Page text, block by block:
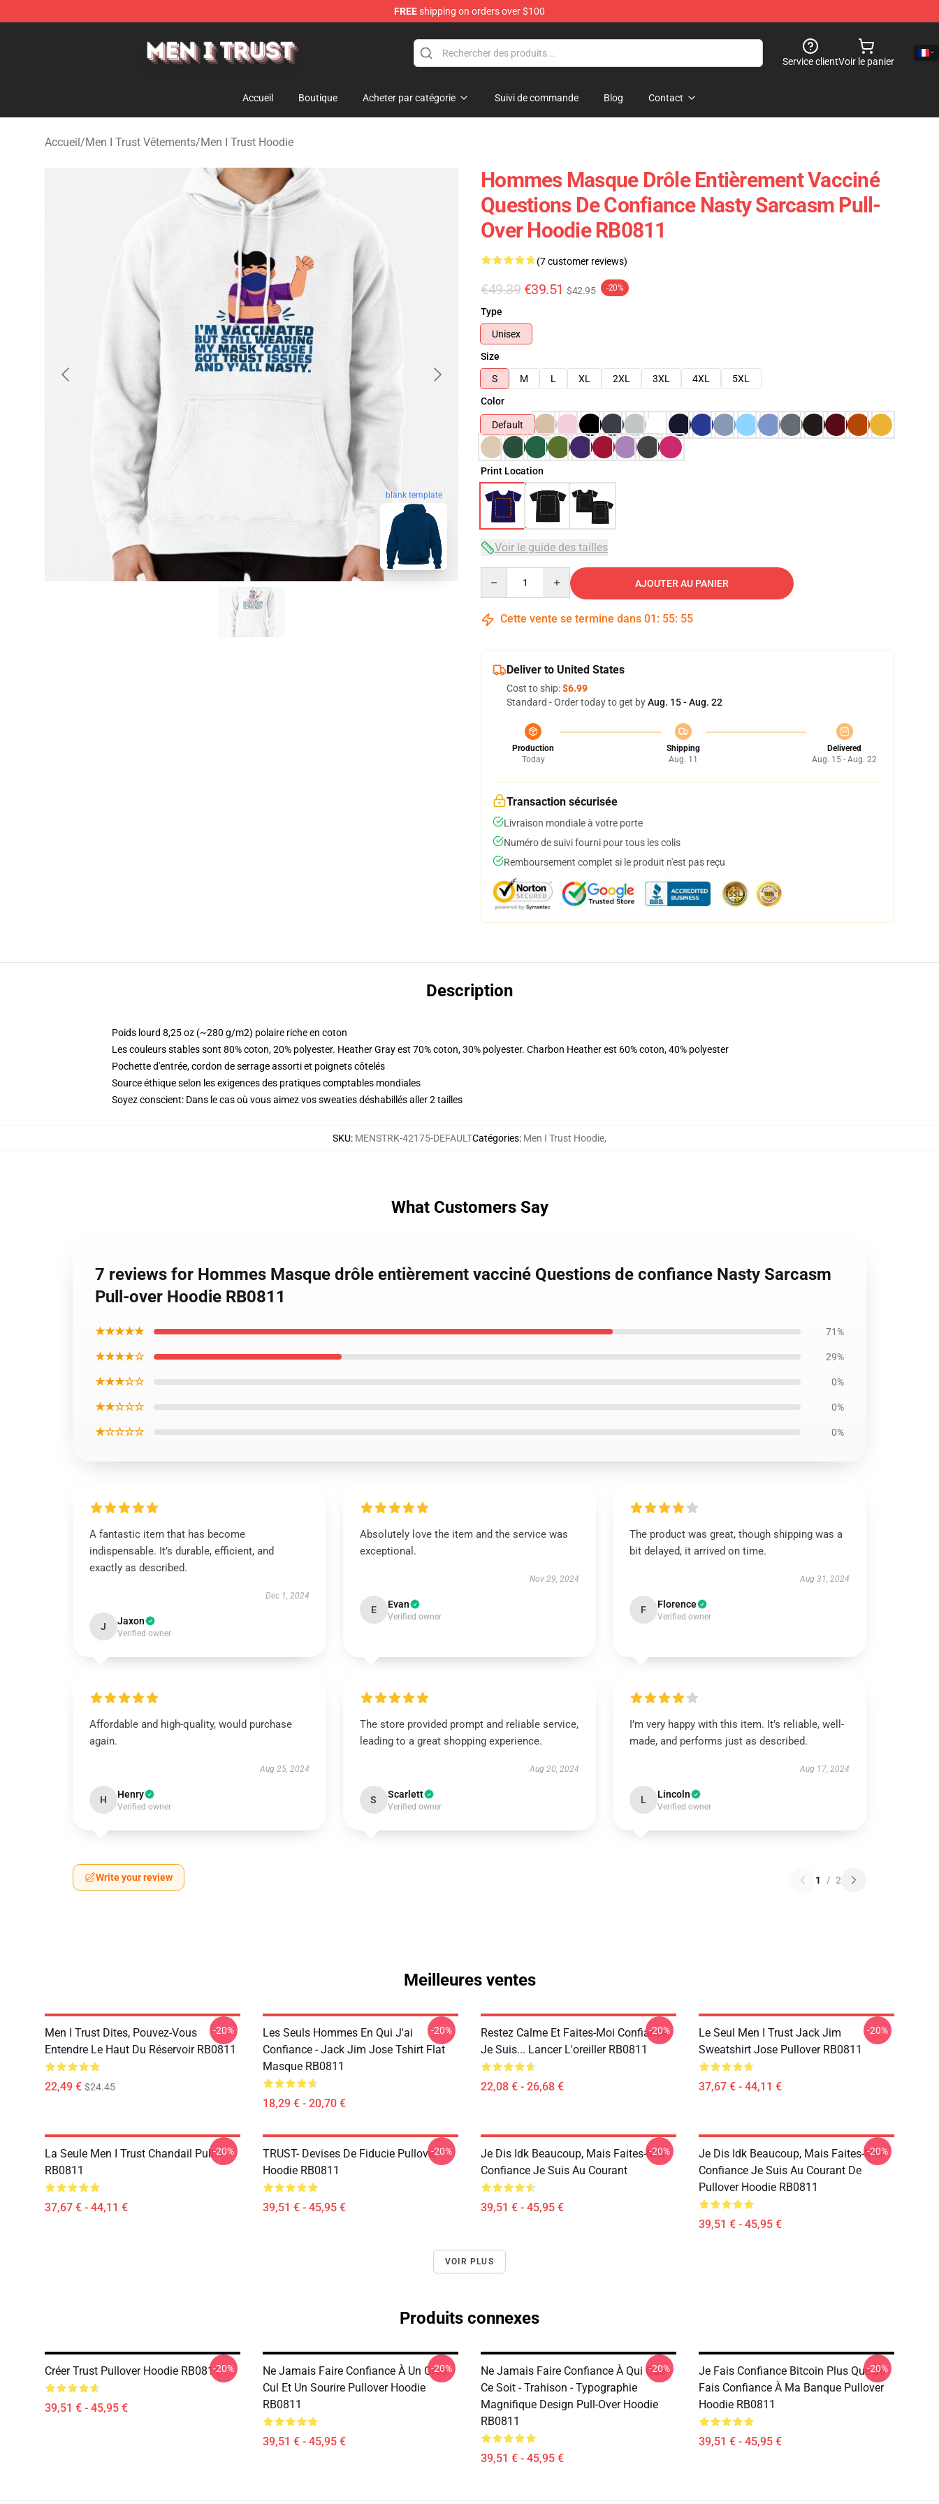
FREEshipping on orders over $100
Service clientVoir le panier
Accueil Boutique Acheter par catégorie Suivi de commande Blog Contact
Accueil/Men I Trust Vêtements/Men I Trust Hoodie
blank template
Hommes Masque Drôle Entièrement Vacciné
Questions De Confiance Nasty Sarcasm Pull-
Over Hoodie RB0811
(7 customer reviews)
€49.39 €39.51 $42.95 -20%
Type
Unisex
Size
S
M L XL 2XL 3XL 4XL
5XL
Color
Default
Print Location
Voir le guide des tailles
AJOUTER AU PANIER
Cette vente se termine dans 01 : 55: 54
Deliver to United States
Cost to ship:$6.99
Standard - Order today to get byAug. 15 - Aug. 22
Production
Today
Shipping
Aug. 11
Delivered
Aug. 15 - Aug. 22
Transaction sécurisée
Livraison mondiale à votre porte
Numéro de suivi fourni pour tous les colis
Remboursement complet si le produit n'est pas reçu
Description
Poids lourd 8,25 oz (~280 g/m2) polaire riche en coton
Les couleurs stables sont 80% coton, 20% polyester. Heather Gray est 70% coton, 30% polyester. Charbon Heather est 60% coton, 40% polyester
Pochette d'entrée, cordon de serrage assorti et poignets côtelés
Source éthique selon les exigences des pratiques comptables mondiales
Soyez conscient: Dans le cas où vous aimez vos sweaties déshabillés aller 2 tailles
SKU: MENSTRK-42175-DEFAULTCatégories: Men I Trust Hoodie,
What Customers Say
7 reviews for Hommes Masque drôle entièrement vacciné Questions de confiance Nasty Sarcasm
Pull-over Hoodie RB0811
★★★★★ 71%
★★★★☆ 29%
★★★☆☆ 0%
★★☆☆☆ 0%
★☆☆☆☆ 0%
A fantastic item that has become
indispensable. It’s durable, efficient, and
exactly as described.
Dec 1, 2024
J Jaxon
Verified owner
Absolutely love the item and the service was
exceptional.
Nov 29, 2024
E Evan
Verified owner
The product was great, though shipping was a
bit delayed, it arrived on time.
Aug 31, 2024
F Florence
Verified owner
Affordable and high-quality, would purchase
again.
Aug 25, 2024
H Henry
Verified owner
The store provided prompt and reliable service,
leading to a great shopping experience.
Aug 20, 2024
S Scarlett
Verified owner
I’m very happy with this item. It’s reliable, well-
made, and performs just as described.
Aug 17, 2024
L Lincoln
Verified owner
Write your review 1 / 2
Meilleures ventes
Men I Trust Dites, Pouvez-Vous
Entendre Le Haut Du Réservoir RB0811
22,49 € $24.45
-20%
Les Seuls Hommes En Qui J'ai
Confiance - Jack Jim Jose Tshirt Flat
Masque RB0811
18,29 € - 20,70 €
-20%
Restez Calme Et Faites-Moi Confiance,
Je Suis... Lancer L'oreiller RB0811
22,08 € - 26,68 €
-20%
Le Seul Men I Trust Jack Jim
Sweatshirt Jose Pullover RB0811
37,67 € - 44,11 €
-20%
La Seule Men I Trust Chandail Pull
RB0811
37,67 € - 44,11 €
-20%
TRUST- Devises De Fiducie Pullover
Hoodie RB0811
39,51 € - 45,95 €
-20%
Je Dis Idk Beaucoup, Mais Faites-Moi
Confiance Je Suis Au Courant
39,51 € - 45,95 €
-20%
Je Dis Idk Beaucoup, Mais Faites-Moi
Confiance Je Suis Au Courant De
Pullover Hoodie RB0811
39,51 € - 45,95 €
-20%
VOIR PLUS
Produits connexes
Créer Trust Pullover Hoodie RB0811
39,51 € - 45,95 €
-20%
Ne Jamais Faire Confiance À Un Gros
Cul Et Un Sourire Pullover Hoodie
RB0811
39,51 € - 45,95 €
-20%
Ne Jamais Faire Confiance À Qui Que
Ce Soit - Trahison - Typographie
Magnifique Design Pull-Over Hoodie
RB0811
39,51 € - 45,95 €
-20%
Je Fais Confiance Bitcoin Plus Que Je
Fais Confiance À Ma Banque Pullover
Hoodie RB0811
39,51 € - 45,95 €
-20%